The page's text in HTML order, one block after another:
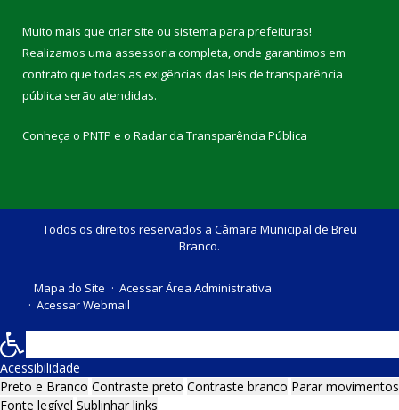
Muito mais que criar site ou sistema para prefeituras!
Realizamos uma assessoria completa, onde garantimos em
contrato que todas as exigências das leis de transparência
pública serão atendidas.
Conheça o PNTP e o Radar da Transparência Pública
Todos os direitos reservados a Câmara Municipal de Breu
Branco.
Mapa do Site
Acessar Área Administrativa
Acessar Webmail
Acessibilidade
Preto e Branco Contraste preto Contraste branco Parar movimentos
Fonte legível Sublinhar links